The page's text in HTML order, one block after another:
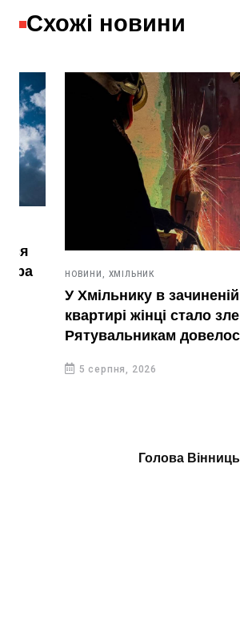
Схожі новини
НОВИНИ, ХМІЛЬНИК
У Хмільнику в зачиненій
квартирі жінці стало зле.
Рятувальникам довелось
5 серпня, 2026
Голова